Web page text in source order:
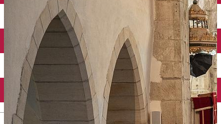
English